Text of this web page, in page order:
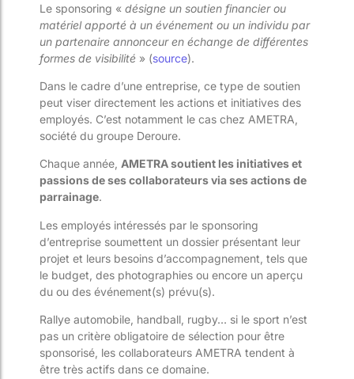
Le sponsoring « désigne un soutien financier ou
matériel apporté à un événement ou un individu par
un partenaire annonceur en échange de différentes
formes de visibilité » (source).
Dans le cadre d’une entreprise, ce type de soutien
peut viser directement les actions et initiatives des
employés. C’est notamment le cas chez AMETRA,
société du groupe Deroure.
Chaque année, AMETRA soutient les initiatives et
passions de ses collaborateurs via ses actions de
parrainage.
Les employés intéressés par le sponsoring
d’entreprise soumettent un dossier présentant leur
projet et leurs besoins d’accompagnement, tels que
le budget, des photographies ou encore un aperçu
du ou des événement(s) prévu(s).
Rallye automobile, handball, rugby… si le sport n’est
pas un critère obligatoire de sélection pour être
sponsorisé, les collaborateurs AMETRA tendent à
être très actifs dans ce domaine.